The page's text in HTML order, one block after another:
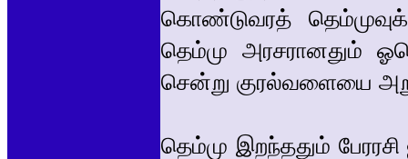
கொண்டுவரத்
தெம்மு அரசரானதும்
சென்று குரல்வளையை
தெம்மு இறந்ததும்